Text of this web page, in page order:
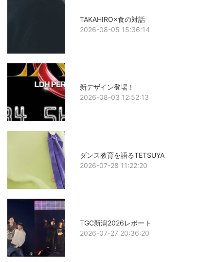
TAKAHIRO×食の対話
2026-08-05 15:36:14
新デザイン登場！
2026-08-03 12:52:13
ダンス教育を語るTETSUYA
2026-07-28 11:22:20
TGC新潟2026レポート
2026-07-27 20:36:20